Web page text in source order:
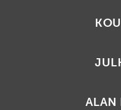
ALAN